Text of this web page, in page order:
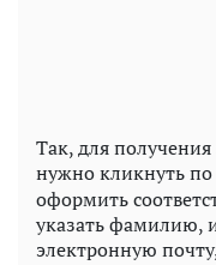
Так, для
нужно кликнуть по
оформить
указать фамилию,
электронную